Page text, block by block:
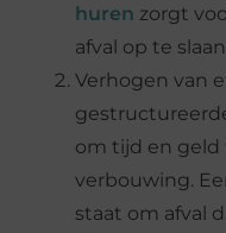
huren zorgt
afval op te
Verhogen van
om tijd en geld
verbouwing.
staat om afval